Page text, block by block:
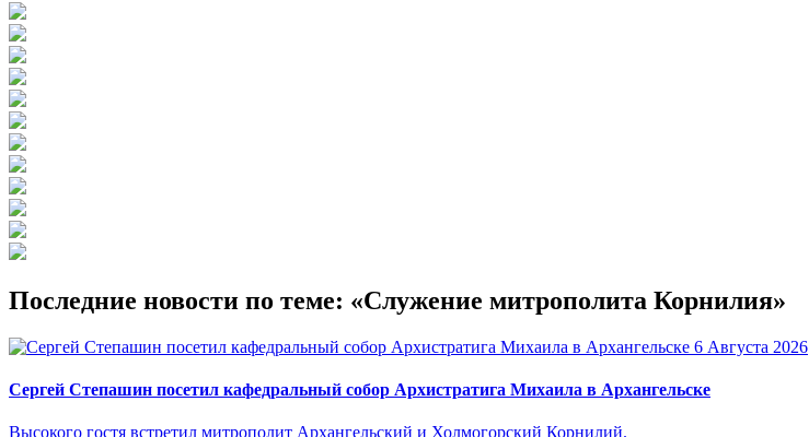
Последние новости по теме: «Служение митрополита Корнилия»
6 Августа 2026
Сергей Степашин посетил кафедральный собор Архистратига Михаила в Архангельске
Высокого гостя встретил митрополит Архангельский и Холмогорский Корнилий.